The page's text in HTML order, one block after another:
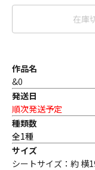
在庫
作品名
&0
発送日
順次発送予定
種類数
全1種
サイズ
シートサイズ：約